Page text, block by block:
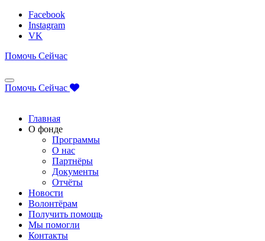
Facebook
Instagram
VK
Помочь Сейчас
Помочь Сейчас
Главная
О фонде
Программы
О нас
Партнёры
Документы
Отчёты
Новости
Волонтёрам
Получить помощь
Мы помогли
Контакты